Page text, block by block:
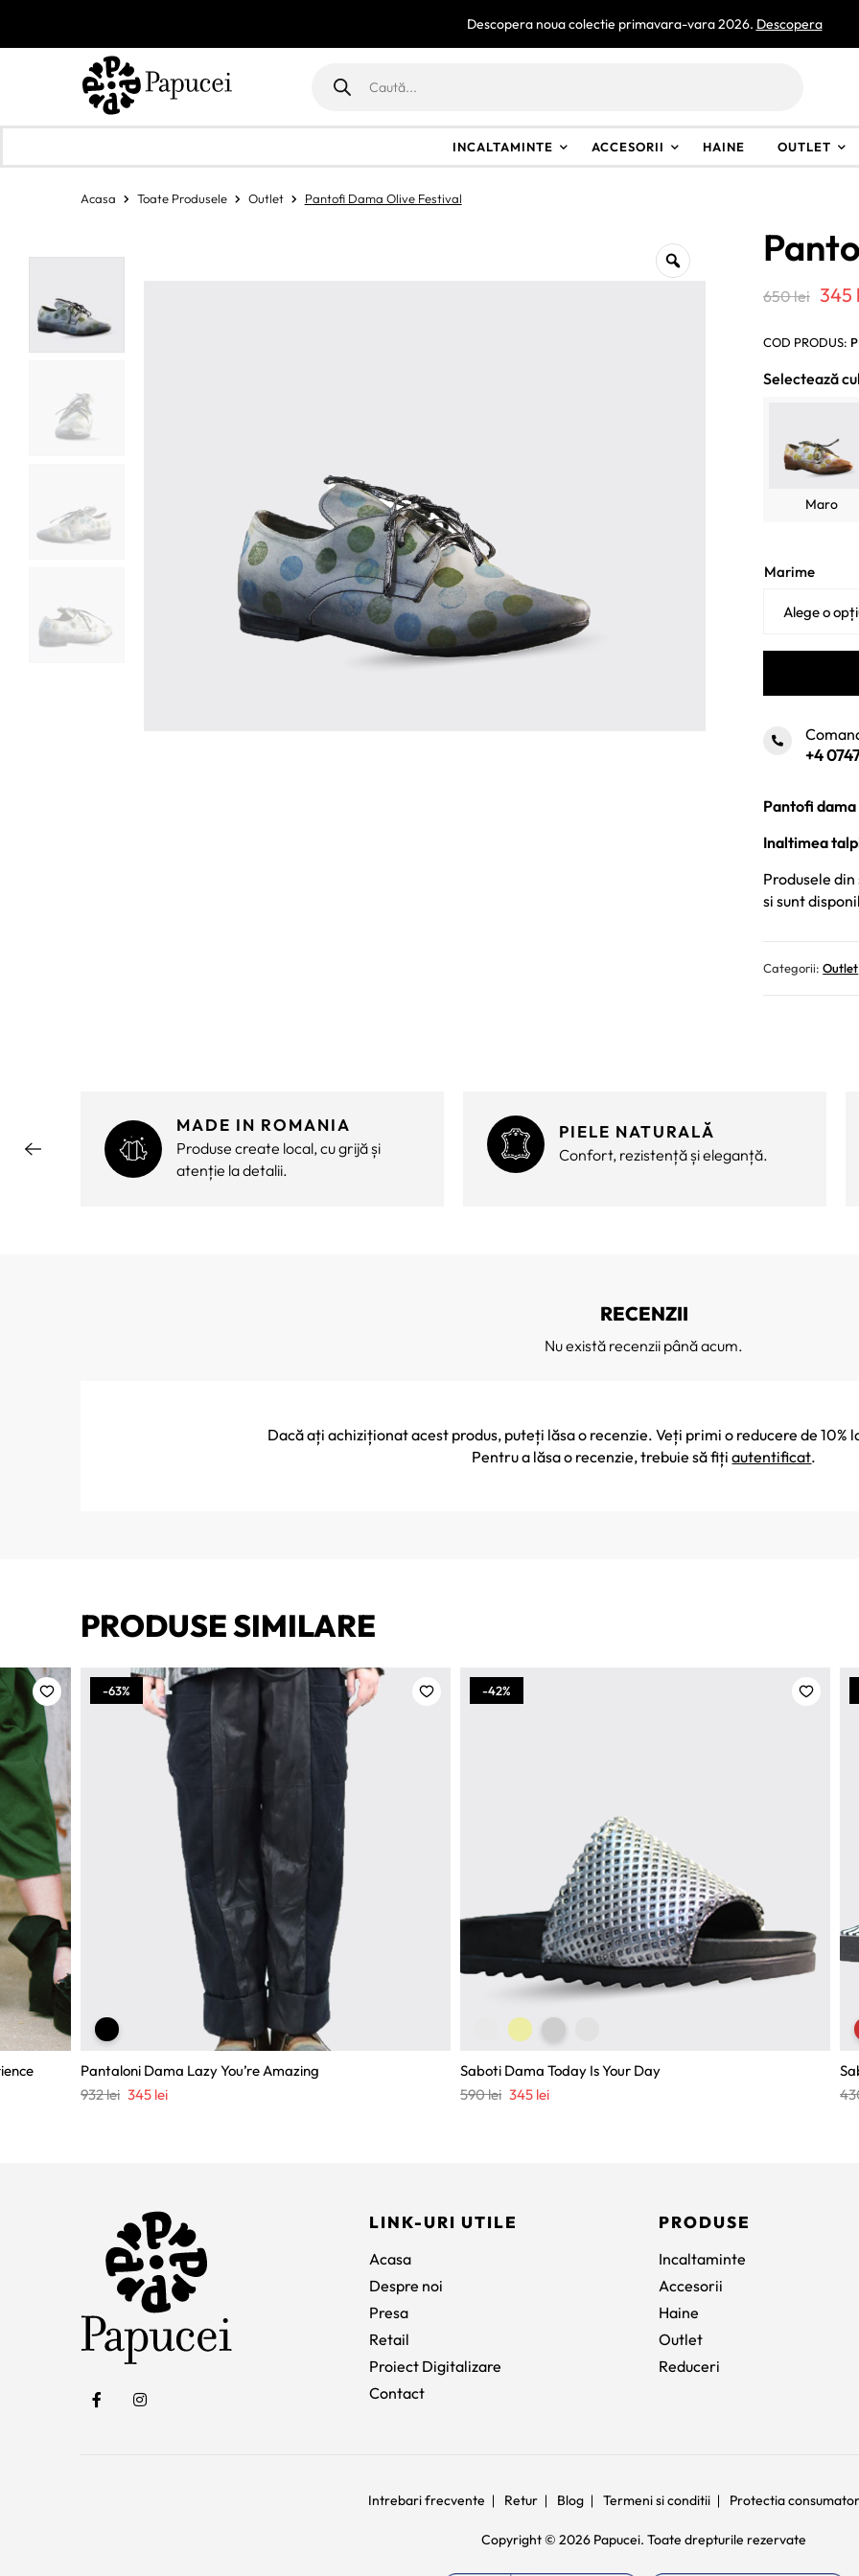
Descopera noua colectie primavara-vara 2026. Descopera
search
INCALTAMINTE ACCESORII HAINE OUTLET
Acasa Toate Produsele Outlet Pantofi Dama Olive Festival
650lei 345
COD PRODUS:
Selectează
Maro
Marime
+4
Pantofi
Inaltimea
Produsele
si sunt
Categorii:Outlet
MADE IN ROMANIA
Produse create local, cu grijă și
atenție la detalii.
PIELE NATURALĂ
Confort, rezistență și eleganță.
RECENZII
Nu există recenzii până acum.
Dacă ați achiziționat acest produs, puteți lăsa o recenzie. Veți primi o reducere de 10%
Pentru a lăsa o recenzie, trebuie să fițiautentificat.
PRODUSE SIMILARE
-63%
Pantaloni Dama Lazy You’re Amazing
932lei Prețul
345 leiPrețul
-42%
Saboti Dama Today Is Your Day
590lei Prețul
345 leiPrețul
LINK-URI UTILE
Acasa
Despre noi
Presa
Retail
Proiect Digitalizare
Contact
PRODUSE
Incaltaminte
Accesorii
Haine
Outlet
Reduceri
Intrebari frecvente Retur Blog Termeni si conditii Protectia
Copyright © 2026 Papucei. Toate drepturile rezervate